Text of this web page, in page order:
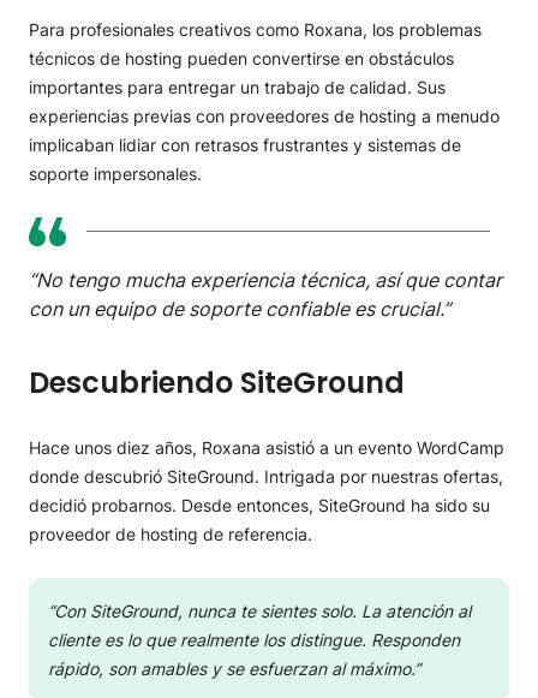
Para profesionales creativos como Roxana, los problemas
técnicos de hosting pueden convertirse en obstáculos
importantes para entregar un trabajo de calidad. Sus
experiencias previas con proveedores de hosting a menudo
implicaban lidiar con retrasos frustrantes y sistemas de
soporte impersonales.
“No tengo mucha experiencia técnica, así que contar
con un equipo de soporte confiable es crucial.”
Descubriendo SiteGround
Hace unos diez años, Roxana asistió a un evento WordCamp
donde descubrió SiteGround. Intrigada por nuestras ofertas,
decidió probarnos. Desde entonces, SiteGround ha sido su
proveedor de hosting de referencia.
“Con SiteGround, nunca te sientes solo. La atención al
cliente es lo que realmente los distingue. Responden
rápido, son amables y se esfuerzan al máximo.”